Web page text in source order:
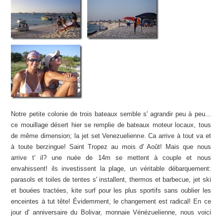
Notre petite colonie de trois bateaux semble s' agrandir peu à peu...
ce mouillage désert hier se remplie de bateaux moteur locaux, tous
de même dimension; la jet set Venezuelienne. Ca arrive à tout va et
à toute berzingue! Saint Tropez au mois d' Août! Mais que nous
arrive t' il? une nuée de 14m se mettent à couple et nous
envahissent! ils investissent la plage, un véritable débarquement:
parasols et toiles de tentes s' installent, thermos et barbecue, jet ski
et bouées tractées, kite surf pour les plus sportifs sans oublier les
enceintes à tut tête! Évidemment, le changement est radical! En ce
jour d' anniversaire du Bolivar, monnaie Vénézuelienne, nous voici